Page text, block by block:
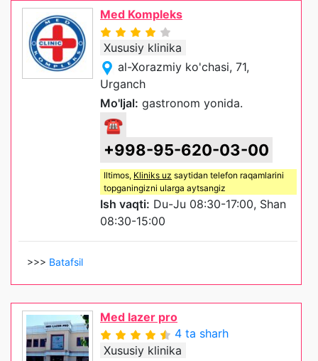
Med Kompleks
Xususiy klinika
al-Xorazmiy ko'chasi, 71,
Urganch
Mo'ljal: gastronom yonida.
☎
+998-95-620-03-00
Iltimos, Kliniks uz saytidan telefon raqamlarini
topganingizni ularga aytsangiz
Ish vaqti: Du-Ju 08:30-17:00, Shan
08:30-15:00
>>> Batafsil
Med lazer pro
4 ta sharh
Xususiy klinika